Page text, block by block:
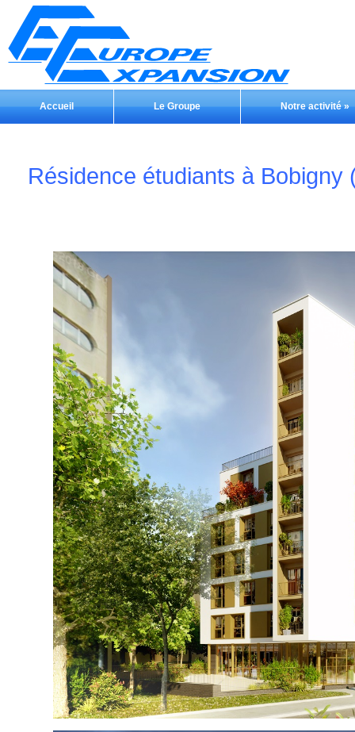
Accueil Le Groupe Notre activité»
Résidence étudiants à Bobigny